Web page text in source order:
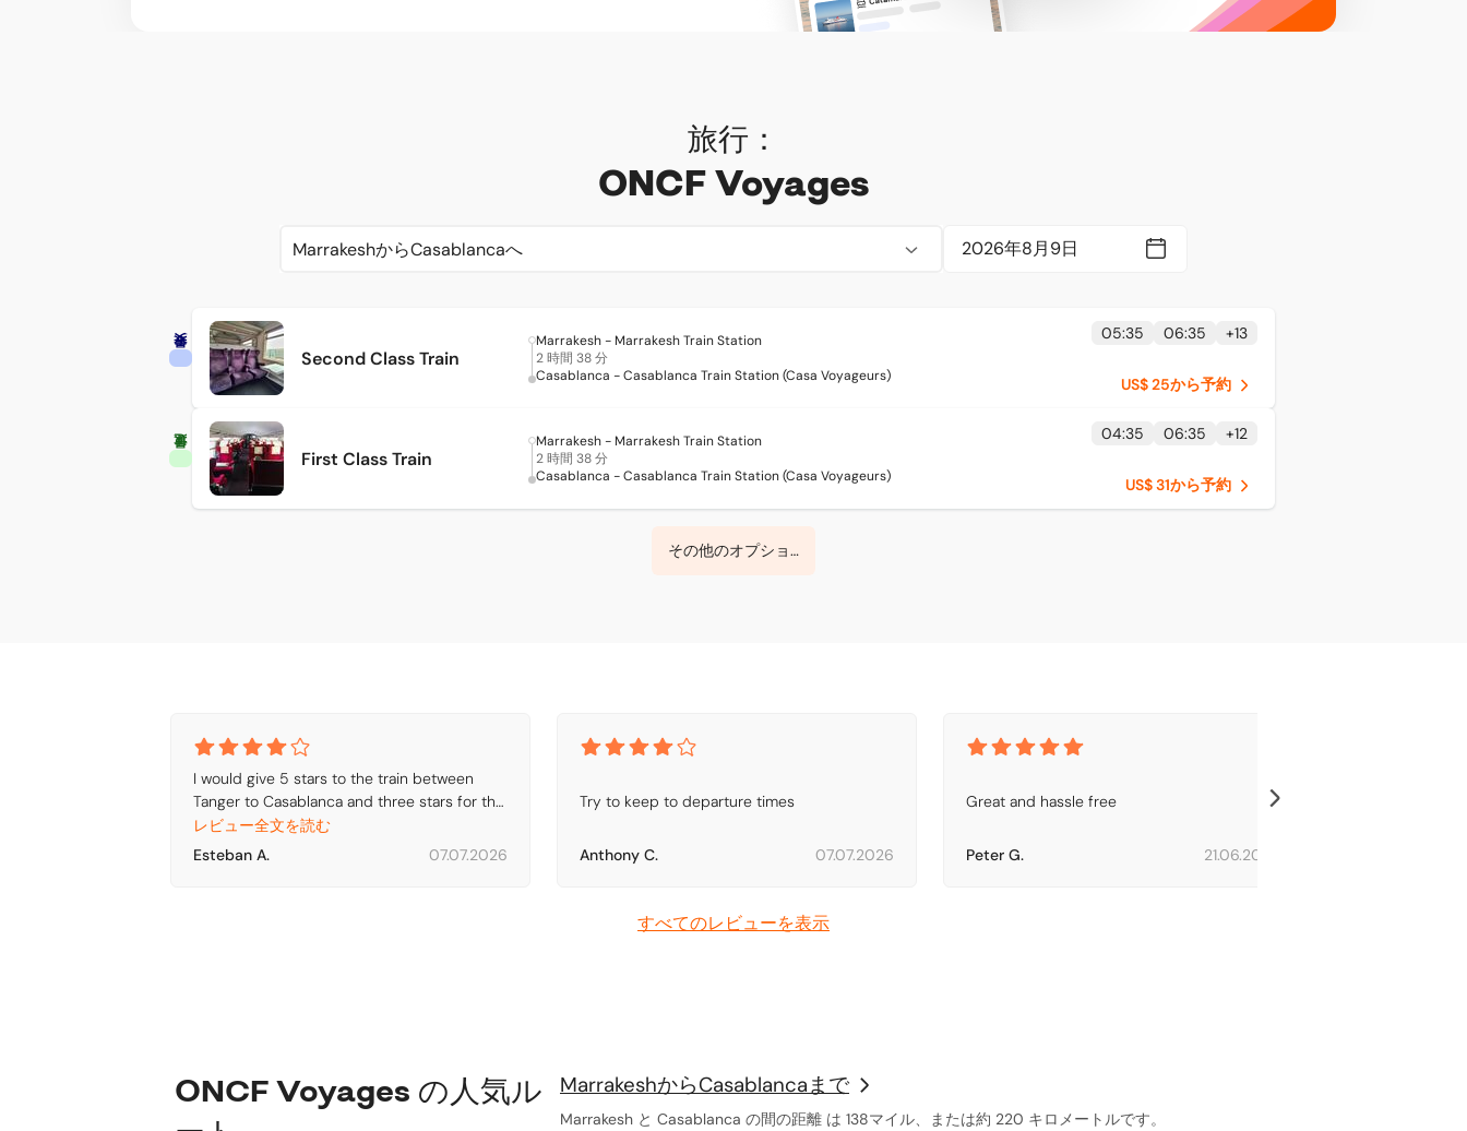
旅行：
ONCF Voyages
MarrakeshからCasablancaへ
Second Class Train
Marrakesh - Marrakesh Train Station
2 時間 38 分
Casablanca - Casablanca Train Station (Casa Voyageurs)
05:35 06:35 +13
US$ 25から予約
First Class Train
Marrakesh - Marrakesh Train Station
2 時間 38 分
Casablanca - Casablanca Train Station (Casa Voyageurs)
04:35 06:35 +12
US$ 31から予約
その他のオプションを表示
I would give 5 stars to the train between
Tanger to Casablanca and three stars for the
train between Casablanca and Marrakech (
AC did not work properly and temperature
レビュー全文を読む
Esteban A.
07.07.2026
Try to keep to departure times
Anthony C. 07.07.2026
Great and hassle free
Peter G. 21.06.2026
すべてのレビューを表示
ONCF Voyages の人気ル
MarrakeshからCasablancaまで
Marrakesh と Casablanca の間の距離 は 138マイル、または約 220 キロメートルです。